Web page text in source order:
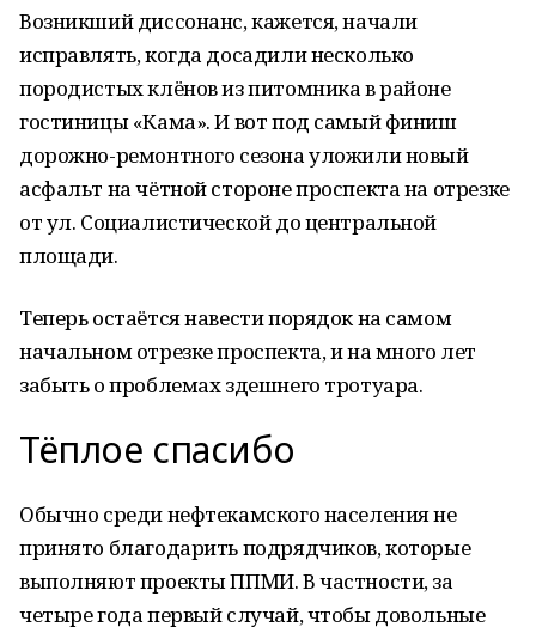
Возникший диссонанс, кажется, начали
исправлять, когда досадили несколько
породистых клёнов из питомника в районе
гостиницы «Кама». И вот под самый финиш
дорожно-ремонтного сезона уложили новый
асфальт на чётной стороне проспекта на отрезке
от ул. Социалистической до центральной
площади.
Теперь остаётся навести порядок на самом
начальном отрезке проспекта, и на много лет
забыть о проблемах здешнего тротуара.
Тёплое спасибо
Обычно среди нефтекамского населения не
принято благодарить подрядчиков, которые
выполняют проекты ППМИ. В частности, за
четыре года первый случай, чтобы довольные